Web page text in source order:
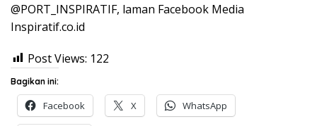
@PORT_INSPIRATIF, laman Facebook Media
Inspiratif.co.id
Post Views: 122
Bagikan ini:
Facebook X WhatsApp